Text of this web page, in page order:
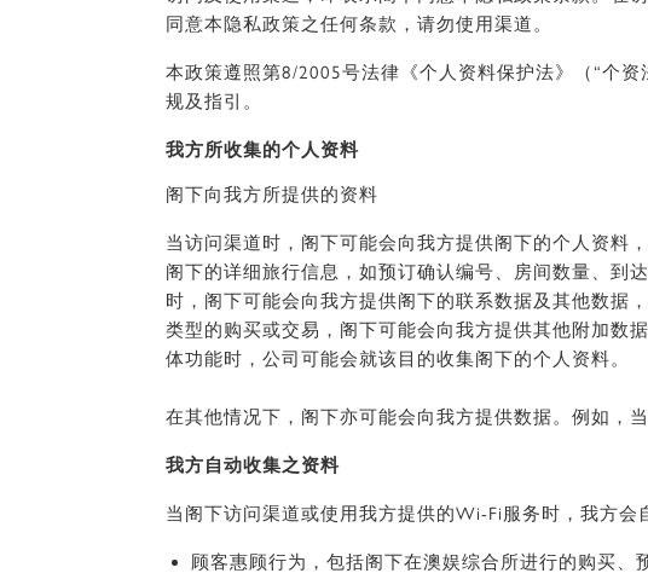
同意本隐私政策之任何条款，请勿使用渠道。
本政策遵照第8/2005号法律《个人资料保护法》（“个
规及指引。
我方所收集的个人资料
阁下向我方所提供的资料
当访问渠道时，阁下可能会向我方提供阁下的个人资料
阁下的详细旅行信息，如预订确认编号、房间数量、到
时，阁下可能会向我方提供阁下的联系数据及其他数据
类型的购买或交易，阁下可能会向我方提供其他附加数
体功能时，公司可能会就该目的收集阁下的个人资料。
在其他情况下，阁下亦可能会向我方提供数据。例如，
我方自动收集之资料
当阁下访问渠道或使用我方提供的Wi-Fi服务时，我方会
顾客惠顾行为，包括阁下在澳娱综合所进行的购买、